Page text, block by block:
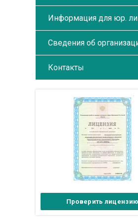
Информация для юр.
Сведения об
Контакты
Проверить лицензию